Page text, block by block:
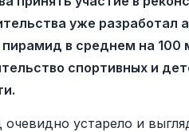
уже разработал
пирамид в среднем на
спортивных и
устарело и